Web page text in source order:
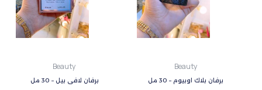
Beauty
برفان لافي بيل – 30 مل
Beauty
برفان بلاك اوبيوم – 30 مل